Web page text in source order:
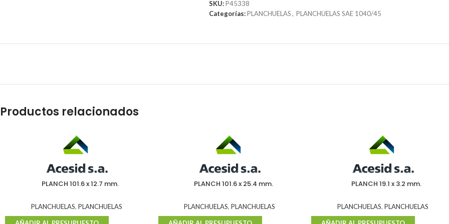
SKU:P45338
Categorías: PLANCHUELAS , PLANCHUELAS SAE 1040/45
Productos relacionados
PLANCH 101.6 x 12.7 mm.
PLANCHUELAS, PLANCHUELAS
PLANCH 101.6 x 25.4 mm.
PLANCHUELAS,PLANCHUELAS
PLANCH 19.1 x 3.2 mm.
PLANCHUELAS, PLANCHUELAS